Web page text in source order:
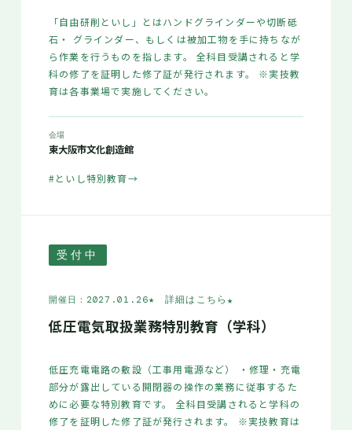
「自由研削といし」とはハンドグラインダーや切断砥
石・ グラインダー、もしくは被加工物を手に持ちなが
ら作業を行うものを指します。 全科目受講されると学
科の修了を証明した修了証が発行されます。 ※実技教
育は各事業場で実施してください。
会場
東大阪市文化創造館
#といし特別教育→
受付中
開催日：2027.01.26★ 詳細はこちら★
低圧電気取扱業務特別教育（学科）
低圧充電電路の敷設（工事用電源など） ・修理・充電
部分が露出している開閉器の操作の業務に従事するた
めに必要な特別教育です。 全科目受講されると学科の
修了を証明した修了証が発行されます。 ※実技教育は